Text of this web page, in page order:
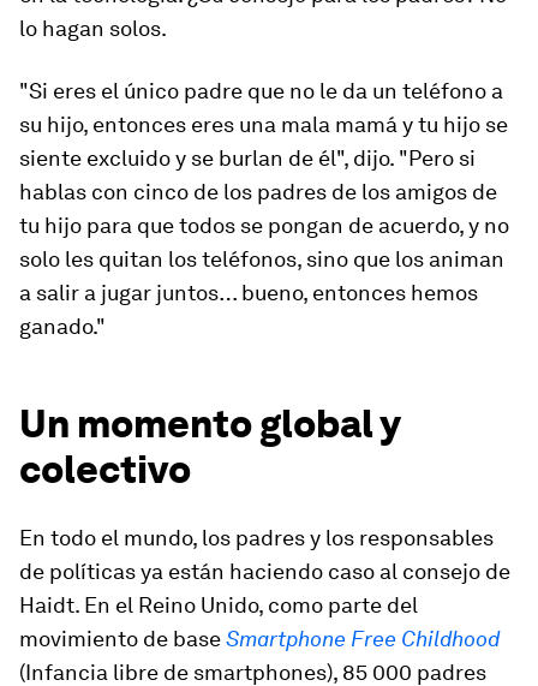
lo hagan solos.
"Si eres el único padre que no le da un teléfono a
su hijo, entonces eres una mala mamá y tu hijo se
siente excluido y se burlan de él", dijo. "Pero si
hablas con cinco de los padres de los amigos de
tu hijo para que todos se pongan de acuerdo, y no
solo les quitan los teléfonos, sino que los animan
a salir a jugar juntos… bueno, entonces hemos
ganado."
Un momento global y
colectivo
En todo el mundo, los padres y los responsables
de políticas ya están haciendo caso al consejo de
Haidt. En el Reino Unido, como parte del
movimiento de baseSmartphone Free Childhood
(Infancia libre de smartphones), 85 000 padres